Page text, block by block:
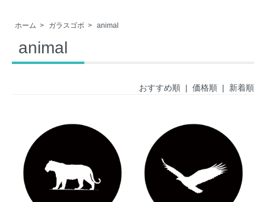
ホーム > ガラスゴボ > animal
animal
おすすめ順 | 価格順 | 新着順